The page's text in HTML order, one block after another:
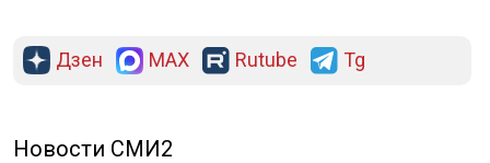
Дзен MAX Rutube Tg
Новости СМИ2